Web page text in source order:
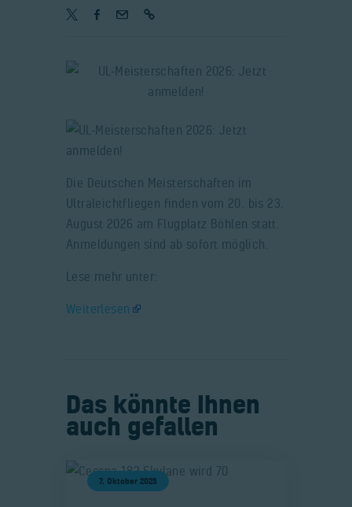
Kontakt
Die Deutschen Meisterschaften im
Ultraleichtfliegen finden vom 20. bis 23.
August 2026 am Flugplatz Böhlen statt.
Anmeldungen sind ab sofort möglich.
Lese mehr unter:
Weiterlesen
Das könnte Ihnen
auch gefallen
7. Oktober 2025